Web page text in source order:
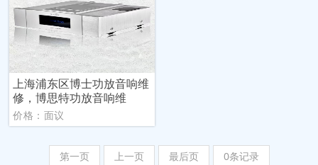
上海浦东区博士功放音响维
修，博思特功放音响维
价格：面议
第一页 上一页 最后页 0条记录